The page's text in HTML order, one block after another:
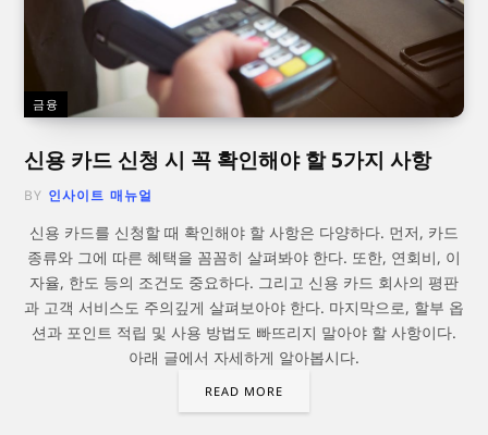
금융
신용 카드 신청 시 꼭 확인해야 할 5가지 사항
BY 인사이트 매뉴얼
신용 카드를 신청할 때 확인해야 할 사항은 다양하다. 먼저, 카드
종류와 그에 따른 혜택을 꼼꼼히 살펴봐야 한다. 또한, 연회비, 이
자율, 한도 등의 조건도 중요하다. 그리고 신용 카드 회사의 평판
과 고객 서비스도 주의깊게 살펴보아야 한다. 마지막으로, 할부 옵
션과 포인트 적립 및 사용 방법도 빠뜨리지 말아야 할 사항이다.
아래 글에서 자세하게 알아봅시다.
READ MORE